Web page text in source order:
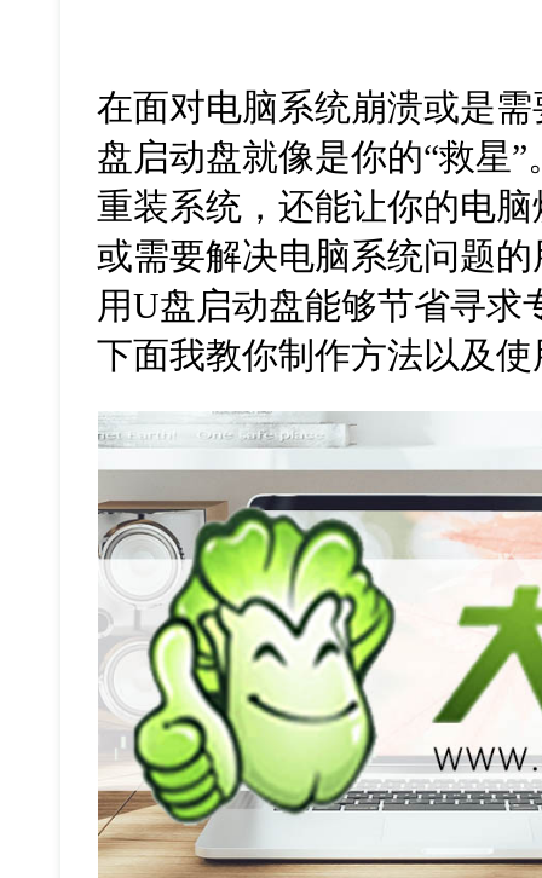
在面对电脑系统崩溃或是
盘启动盘就像是你的“救星
重装系统，还能让你的电
或需要解决电脑系统问题
用U盘启动盘能够节省寻求
下面我教你制作方法以及